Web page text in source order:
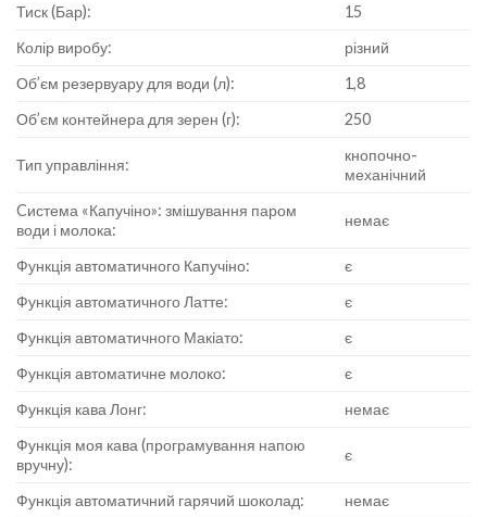
Тиск (Бар):
15
Колір виробу:
різний
Об’єм резервуару для води (л):
1,8
Об’єм контейнера для зерен (г):
250
Тип управління:
кнопочно-
механічний
Cистема «Капучіно»: змішування паром
води і молока:
немає
Функція автоматичного Капучіно:
є
Функція автоматичного Латте:
є
Функція автоматичного Макіато:
є
Функція автоматичне молоко:
є
Функція кава Лонг:
немає
Функція моя кава (програмування напою
вручну):
є
Функція автоматичний гарячий шоколад:
немає